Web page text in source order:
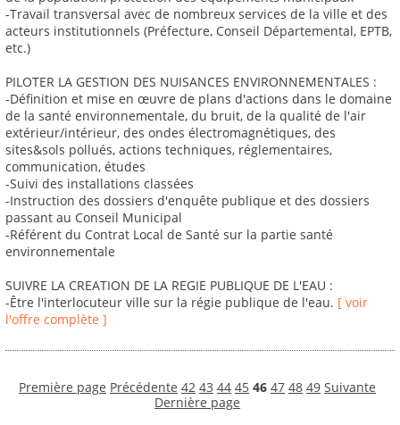
-Travail transversal avec de nombreux services de la ville et des
acteurs institutionnels (Préfecture, Conseil Départemental, EPTB,
etc.)
PILOTER LA GESTION DES NUISANCES ENVIRONNEMENTALES :
-Définition et mise en œuvre de plans d'actions dans le domaine
de la santé environnementale, du bruit, de la qualité de l'air
extérieur/intérieur, des ondes électromagnétiques, des
sites&sols pollués, actions techniques, réglementaires,
communication, études
-Suivi des installations classées
-Instruction des dossiers d'enquête publique et des dossiers
passant au Conseil Municipal
-Référent du Contrat Local de Santé sur la partie santé
environnementale
SUIVRE LA CREATION DE LA REGIE PUBLIQUE DE L'EAU :
-Être l'interlocuteur ville sur la régie publique de l'eau. [ voir
l'offre complète ]
Première page Précédente 42 43 44 45 46 47 48 49 Suivante
Dernière page